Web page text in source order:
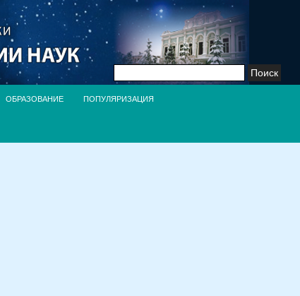
Найти:
ОБРАЗОВАНИЕ ПОПУЛЯРИЗАЦИЯ